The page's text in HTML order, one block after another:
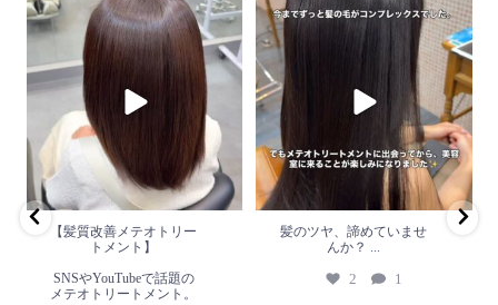
【髪質改善メテオトリートメン
SNSやYouTubeで話題のメテオト
リートメント。
2 0
【髪質改善メテオトリー
トメント】
SNSやYouTubeで話題の
メテオトリートメント。
髪のツヤ、諦めていません
1
髪のツヤ、諦めていませ
んか？ ...
2 1